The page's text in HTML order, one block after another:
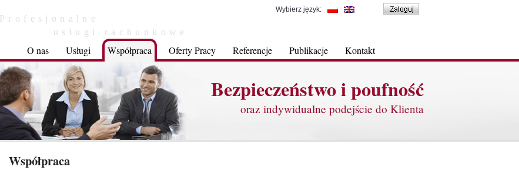
Profesjonalne
usługi rachunkowe
Wybierz język:
O nas Usługi Współpraca Oferty Pracy Referencje Publikacje Kontakt
Bezpieczeństwo i poufność
oraz indywidualne podejście do Klienta
Współpraca